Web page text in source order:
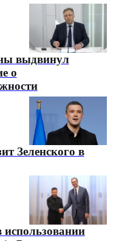
выдвинул
о
Зеленского в